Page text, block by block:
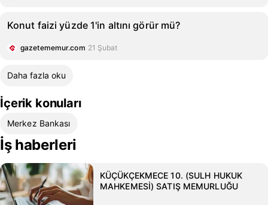
Konut faizi yüzde 1'in altını görür mü?
gazetememur.com 21 Şubat
Daha fazla oku
İçerik konuları
Merkez Bankası
İş haberleri
KÜÇÜKÇEKMECE 10. (SULH HUKUK
MAHKEMESİ) SATIŞ MEMURLUĞU